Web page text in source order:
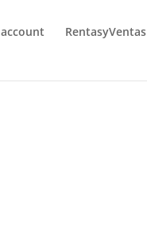
RentasyVentas